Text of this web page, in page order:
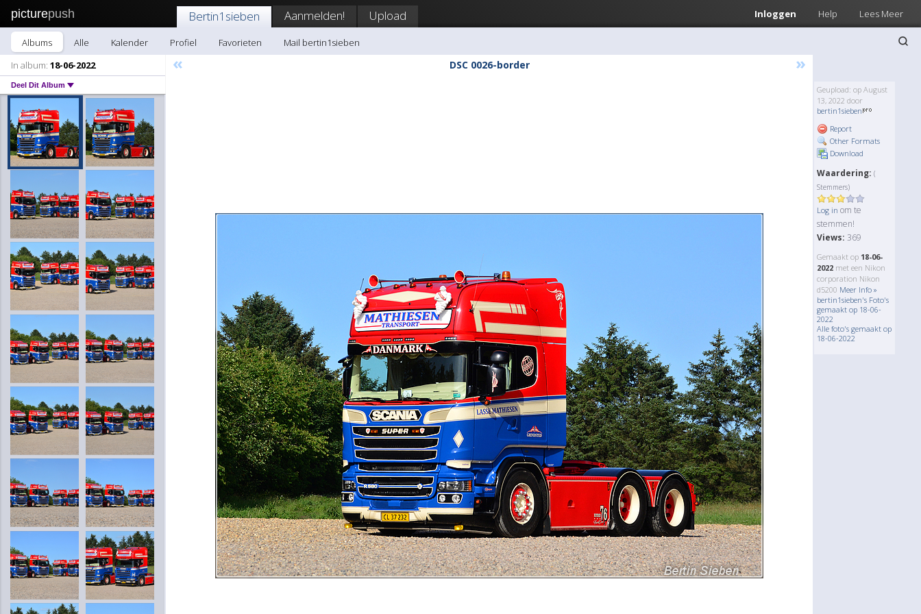
picturepush Inloggen Help Lees Meer
Bertin1sieben Aanmelden! Upload
Albums Alle Kalender Profiel Favorieten
Mail bertin1sieben
In album: 18-06-2022
Deel Dit Album
« DSC 0026-border »
Geupload: op August
13, 2022 door
bertin1sieben
Report
Other Formats
Download
Waardering: (
Stemmers)
Log in om te
stemmen!
Views: 369
Gemaakt op 18-06-
2022 met een Nikon
corporation Nikon
d5200 Meer Info »
bertin1sieben's Foto's
gemaakt op 18-06-
2022
Alle foto's gemaakt op
18-06-2022